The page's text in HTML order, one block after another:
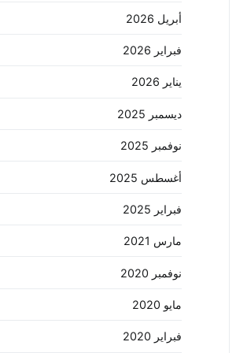
أبريل 2026
فبراير 2026
يناير 2026
ديسمبر 2025
نوفمبر 2025
أغسطس 2025
فبراير 2025
مارس 2021
نوفمبر 2020
مايو 2020
فبراير 2020